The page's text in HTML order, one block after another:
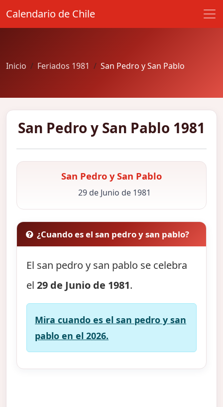
Calendario de Chile
Inicio Feriados 1981 San Pedro y San Pablo
San Pedro y San Pablo 1981
San Pedro y San Pablo
29 de Junio de 1981
¿Cuando es el san pedro y san pablo?
El san pedro y san pablo se celebra
el29 de Junio de 1981.
Mira cuando es el san pedro y san
pablo en el 2026.